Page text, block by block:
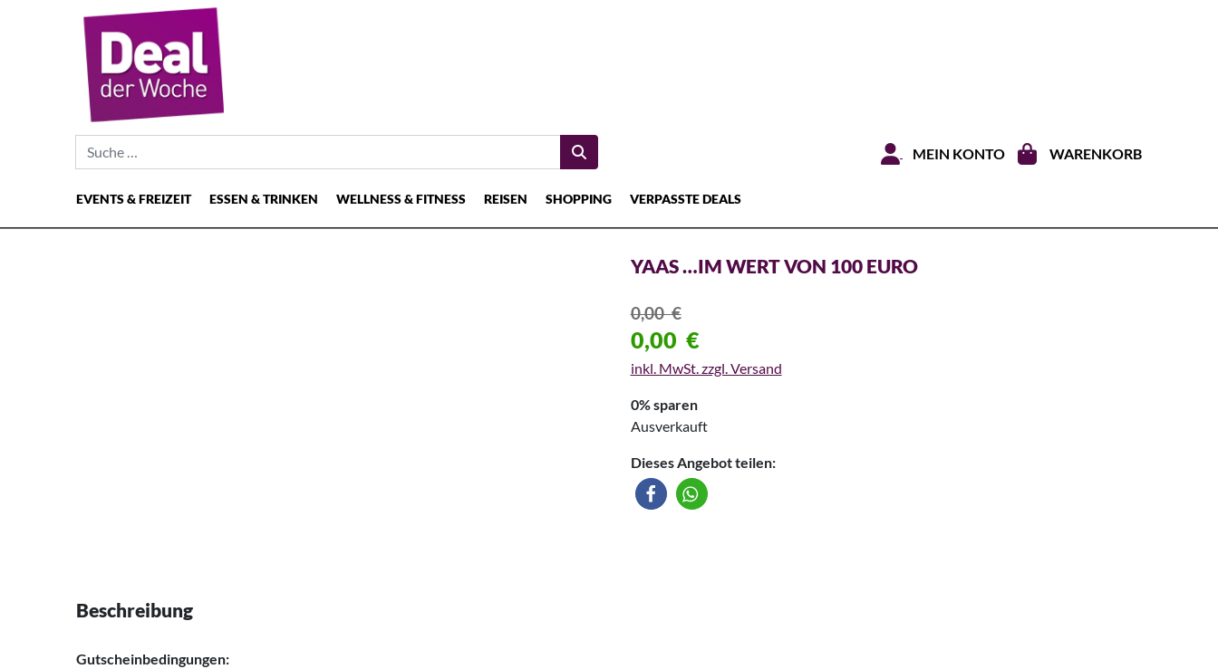
Suche nach:
MEIN KONTO WARENKORB
Hauptnavigation
EVENTS & FREIZEIT ESSEN & TRINKEN WELLNESS & FITNESS REISEN SHOPPING VERPASSTE DEALS
YAAS …IM WERT VON 100 EURO
0,00€
0,00 €
inkl. MwSt. zzgl. Versand
0% sparen
Ausverkauft
Dieses Angebot teilen:
Beschreibung
Gutscheinbedingungen: